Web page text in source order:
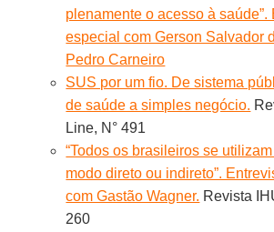
plenamente o acesso à saúde”.
especial com Gerson Salvador
Pedro Carneiro
SUS por um fio. De sistema
de saúde a simples negócio.
Line, N° 491
“Todos os brasileiros se
modo direto ou indireto”.
com Gastão Wagner. Revista
260